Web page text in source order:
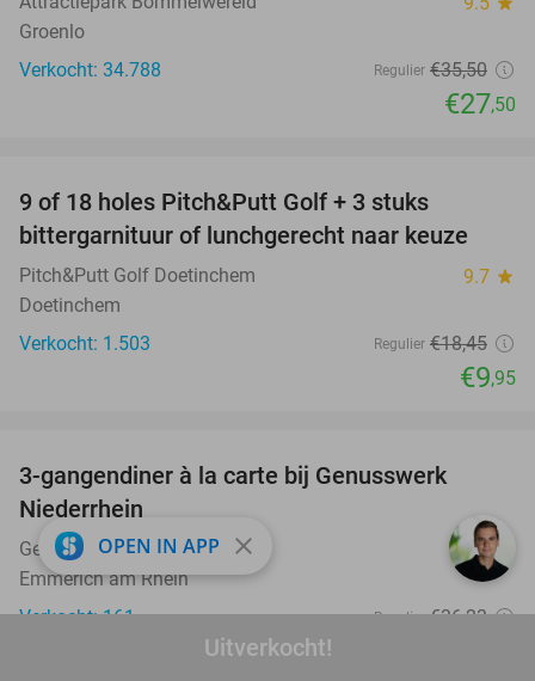
Uitverkocht!
Groenlo
Verkocht: 34.788
Regulier €35,50
€27,50
9 of 18 holes Pitch&Putt Golf + 3 stuks
bittergarnituur of lunchgerecht naar keuze
Pitch&Putt Golf Doetinchem 9.7 star
Doetinchem
Verkocht: 1.503
Regulier €18,45
€9,95
3-gangendiner à la carte bij Genusswerk
Niederrhein
Genusswerk Niederrhein 9.4star
Emmerich am Rhein
Verkocht: 161
Regulier €36,23
OPEN IN APP close